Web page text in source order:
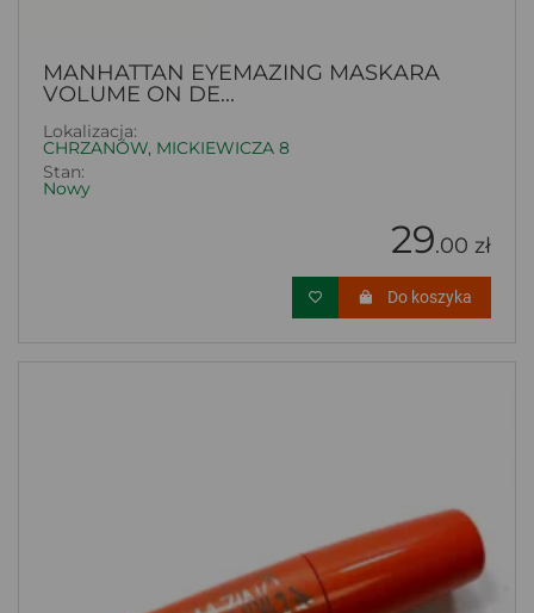
MANHATTAN EYEMAZING MASKARA
VOLUME ON DE...
Lokalizacja:
CHRZANÓW, MICKIEWICZA 8
Stan:
Nowy
29.00 zł
Do koszyka